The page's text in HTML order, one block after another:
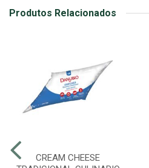
Produtos Relacionados
CREAM CHEESE